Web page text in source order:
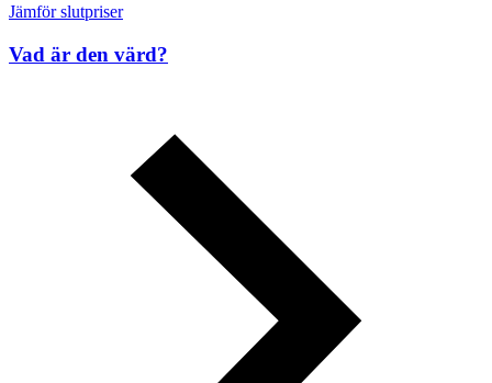
Jämför slutpriser
Vad är den värd?